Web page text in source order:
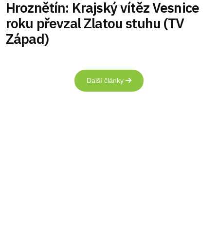
Hroznětín: Krajský vítěz Vesnice
roku převzal Zlatou stuhu (TV
Západ)
Další články